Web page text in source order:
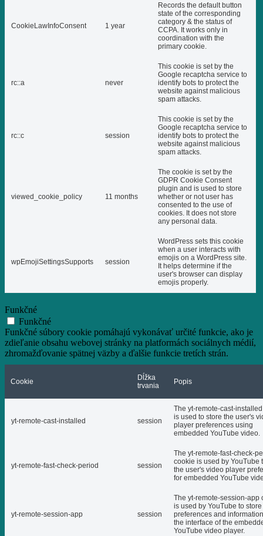
CookieLawInfoConsent 1 year
Records the default button
state of the corresponding
category & the status of
CCPA. It works only in
coordination with the
primary cookie.
rc::a never
This cookie is set by the
Google recaptcha service to
identify bots to protect the
website against malicious
spam attacks.
rc::c session
This cookie is set by the
Google recaptcha service to
identify bots to protect the
website against malicious
spam attacks.
viewed_cookie_policy 11 months
The cookie is set by the
GDPR Cookie Consent
plugin and is used to store
whether or not user has
consented to the use of
cookies. It does not store
any personal data.
wpEmojiSettingsSupports session
WordPress sets this cookie
when a user interacts with
emojis on a WordPress site.
It helps determine if the
user's browser can display
emojis properly.
Funkčné
Funkčné
Funkčné súbory cookie pomáhajú vykonávať určité funkcie, ako je
zdieľanie obsahu webovej stránky na platformách sociálnych médií,
zhromažďovanie spätnej väzby a ďalšie funkcie tretích strán.
Cookie
Dĺžka
trvania
Popis
yt-remote-cast-installed session
The yt-remote-cast-
is used to store the user's
player preferences using
embedded YouTube video.
yt-remote-fast-check-period session
The yt-remote-fast-check-
cookie is used by YouTube
the user's video player
for embedded YouTube
yt-remote-session-app session
The yt-remote-session-app
is used by YouTube to
preferences and
the interface of the
YouTube video player.